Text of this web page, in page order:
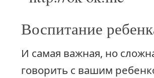
Воспитание
И самая важная, но
говорить с вашим